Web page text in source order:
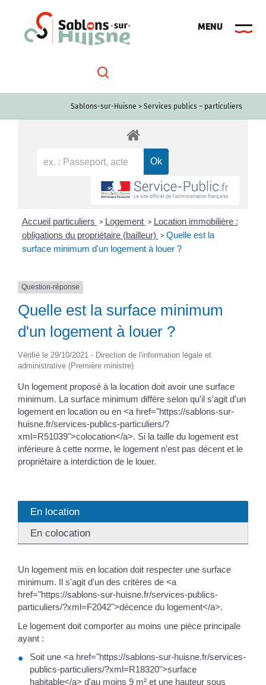
Sablons-sur-Huisne > Services publics – particuliers
Accueil particuliers > Logement > Location immobilière :
obligations du propriétaire (bailleur) > Quelle est la
surface minimum d'un logement à louer ?
Question-réponse
Quelle est la surface minimum
d'un logement à louer ?
Vérifié le 29/10/2021 - Direction de l'information légale et
administrative (Première ministre)
Un logement proposé à la location doit avoir une surface
minimum. La surface minimum diffère selon qu'il s'agit d'un
logement en location ou en <a href="https://sablons-sur-
huisne.fr/services-publics-particuliers/?
xml=R51039">colocation</a>. Si la taille du logement est
inférieure à cette norme, le logement n'est pas décent et le
propriétaire a interdiction de le louer.
En location
En colocation
Un logement mis en location doit respecter une surface
minimum. Il s'agit d'un des critères de <a
href="https://sablons-sur-huisne.fr/services-publics-
particuliers/?xml=F2042">décence du logement</a>.
Le logement doit comporter au moins une pièce principale
ayant :
Soit une <a href="https://sablons-sur-huisne.fr/services-
publics-particuliers/?xml=R18320">surface
habitable</a> d'au moins 9 m² et une hauteur sous